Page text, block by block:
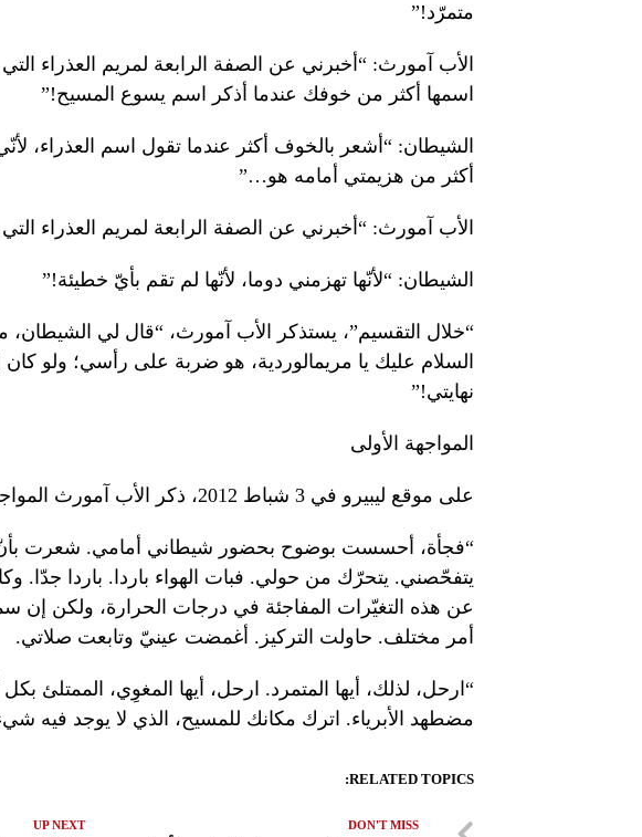
متمرّد!”
الأب آمورث: “أخبرني عن الصفة الرابعة لمريم العذراء
اسمها أكثر من خوفك عندما أذكر اسم يسوع المسيح!”
الشيطان: “أشعر بالخوف أكثر عندما تقول اسم العذراء،
أكثر من هزيمتي أمامه هو…”
الأب آمورث: “أخبرني عن الصفة الرابعة لمريم العذراء
الشيطان: “لأنّها تهزمني دوما، لأنّها لم تقم بأيّ خطيئة!”
“خلال التقسيم”، يستذكر الأب آمورث، “قال لي
السلام عليك يا مريمالوردية، هو ضربة على رأسي؛ ولو
نهايتي!”
المواجهة الأولى
على موقع ليبيرو في 3 شباط 2012، ذكر الأب آمورث المواجهة الأولى بينه وبين الشيطان أثناء التّقسيم:
“فجأة، أحسست بوضوح بحضور شيطاني أمامي. شعرت بأنّ
يتفحّصني. يتحرّك من حولي. فبات الهواء باردا. باردا جدّا.
عن هذه التغيّرات المفاجئة في درجات الحرارة، ولكن إن
أمر مختلف. حاولت التركيز. أغمضت عينيّ وتابعت صلاتي.
“ارحل، لذلك، أيها المتمرد. ارحل، أيها المغوِي، الممتلئ
مضطهد الأبرياء. اترك مكانك للمسيح، الذي لا يوجد فيه
RELATED TOPICS:
UP NEXT DON'T MISS